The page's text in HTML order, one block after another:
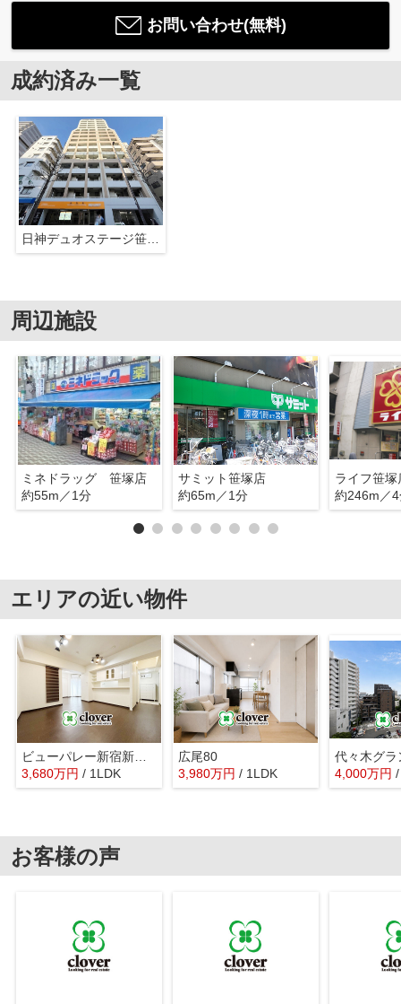
お問い合わせ(無料)
成約済み一覧
日神デュオステージ笹塚西館
周辺施設
ミネドラッグ 笹塚店
約55m／1分
サミット笹塚店
約65m／1分
ライフ笹塚
約246m／
エリアの近い物件
ビューパレー新宿新都心
3,680万円 / 1LDK
広尾80
3,980万円 / 1LDK
代々木グラ
4,000万円
お客様の声